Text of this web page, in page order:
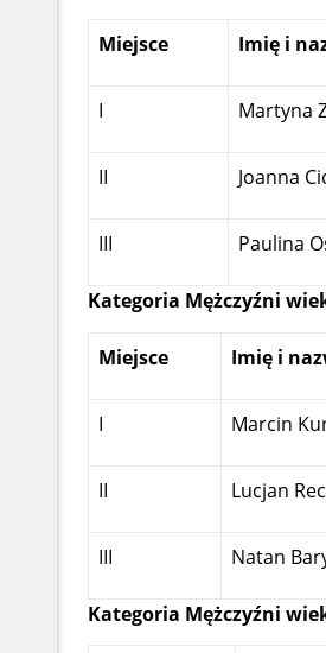
Miejsce Imię i
I Martyna
II Joanna
III Paulina
Kategoria Mężczyźni
Miejsce Imię i
I Marcin
II Lucjan Rec
III Natan
Kategoria Mężczyźni